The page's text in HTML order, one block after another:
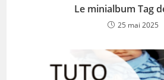
Le minialbum Tag
25 mai 2025